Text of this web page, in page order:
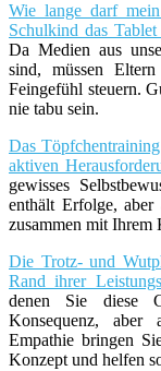
Wie lange darf
Schulkind das
Da Medien aus
sind, müssen
Feingefühl steuern.
nie tabu sein.
Das
aktiven
gewisses
enthält Erfolge,
zusammen mit Ihrem
Die Trotz- und
Rand ihrer
denen Sie diese
Konsequenz,
Empathie bringen
Konzept und helfen